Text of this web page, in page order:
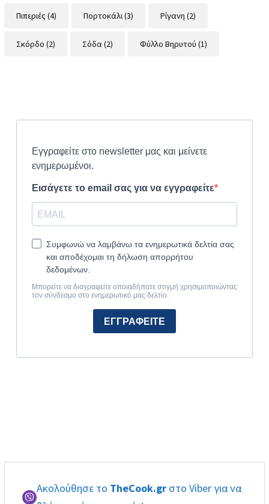
Πιπεριές (4) Πορτοκάλι (3) Ρίγανη (2)
Σκόρδο (2) Σόδα (2) Φύλλο Βηρυτού (1)
Ακολούθησε το TheCook.grστο Viber για να